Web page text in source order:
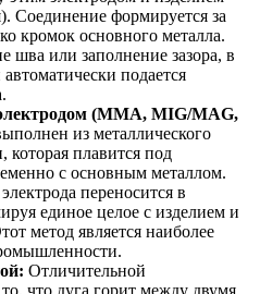
Соединение формируется за
кромок основного металла.
шва или заполнение зазора, в
подается
(MMA, MIG/MAG,
из металлического
которая плавится под
с основным металлом.
переносится в
единое целое с изделием и
метод является наиболее
Отличительной
что дуга горит между двумя